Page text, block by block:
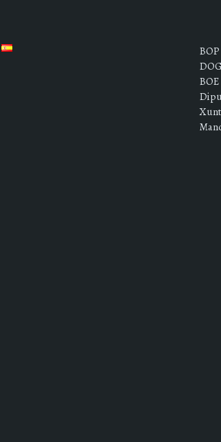
BOP
DOG
BOE